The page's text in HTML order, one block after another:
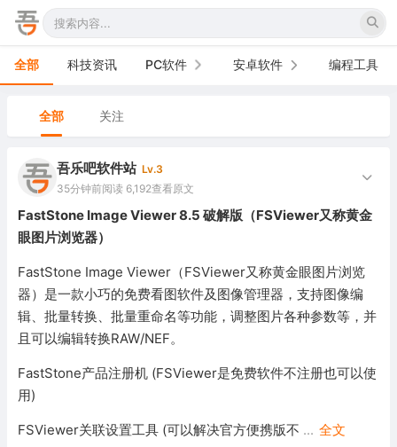
全部 科技资讯 PC软件
办公软件
图形图像
游戏娱乐
安全防御
系统下载
系统工具
安卓软件
手机软件
车机软件
编程工具
全部 关注
吾乐吧软件站 Lv.3
35分钟前阅读 6,192查看原文
FastStone Image Viewer 8.5 破解版（FSViewer又称黄金
眼图片浏览器）
FastStone Image Viewer（FSViewer又称黄金眼图片浏览
器）是一款小巧的免费看图软件及图像管理器，支持图像编
辑、批量转换、批量重命名等功能，调整图片各种参数等，并
且可以编辑转换RAW/NEF。
FastStone产品注册机 (FSViewer是免费软件不注册也可以使
用)
FSViewer关联设置工具 (可以解决官方便携版不 ... 全文